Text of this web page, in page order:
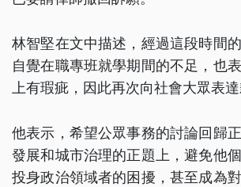
林智堅在文中描述，經過這段時間
自覺在職專班就學期間的不足，也
上有瑕疵，因此再次向社會大眾表達
他表示，希望公眾事務的討論回歸
發展和城市治理的正題上，避免他
投身政治領域者的困擾，甚至成為